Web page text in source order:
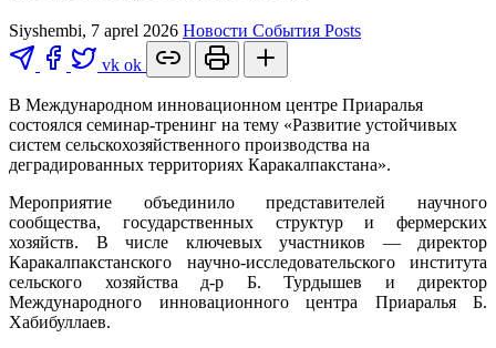
Siyshembi, 7 aprel 2026 Новости События Posts
vk ok
В Международном инновационном центре Приаралья
состоялся семинар-тренинг на тему «Развитие устойчивых
систем сельскохозяйственного производства на
деградированных территориях Каракалпакстана».
Мероприятие объединило представителей научного
сообщества, государственных структур и фермерских
хозяйств. В числе ключевых участников — директор
Каракалпакстанского научно-исследовательского института
сельского хозяйства д-р Б. Турдышев и директор
Международного инновационного центра Приаралья Б.
Хабибуллаев.